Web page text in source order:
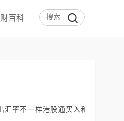
百科
汇率不一样港股通买入和卖出汇率